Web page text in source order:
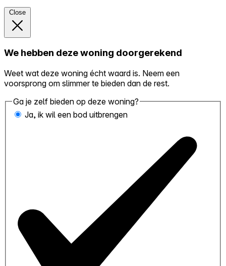
Close
We hebben deze woning doorgerekend
Weet wat deze woning écht waard is. Neem een
voorsprong om slimmer te bieden dan de rest.
Ga je zelf bieden op deze woning?
Ja, ik wil een bod uitbrengen